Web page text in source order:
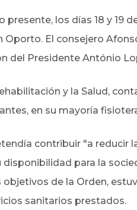
los días 18 y 19
Oporto. El consejero
del Presidente António
y la Salud,
en su mayoría
contribuir "a reducir
para la
de la Orden,
sanitarios prestados.